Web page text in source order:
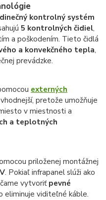
kontrolný systém
5 kontrolných čidiel,
a poškodením. Tieto čidlá
a konvekčného tepla,
prevádzke.
externých
pretože umožňuje
v miestnosti a
a teplotných
priloženej montážnej
. Pokiaľ infrapanel slúži ako
vytvoriťpevné
eliminuje viditeľné káble.